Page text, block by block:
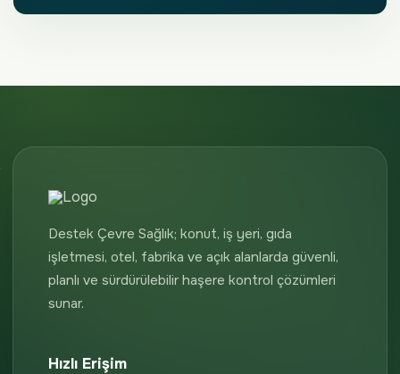
Destek Çevre Sağlık; konut, iş yeri, gıda
işletmesi, otel, fabrika ve açık alanlarda güvenli,
planlı ve sürdürülebilir haşere kontrol çözümleri
sunar.
Hızlı Erişim